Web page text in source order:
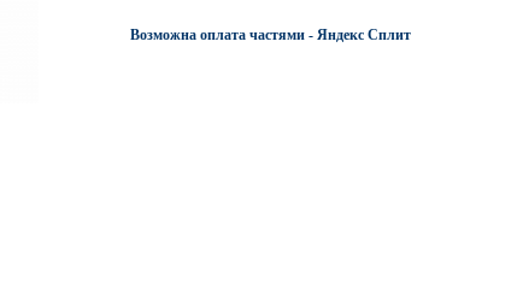
Возможна оплата частями - Яндекс Сплит